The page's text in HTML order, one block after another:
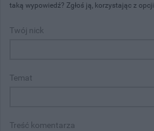
taką wypowiedź? Zgłoś ją, korzystając z opcji
Twój nick
Temat
Treść komentarza